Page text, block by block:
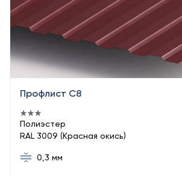
Профлист С8
Полиэстер
RAL 3009 (Красная окись)
0,3 мм